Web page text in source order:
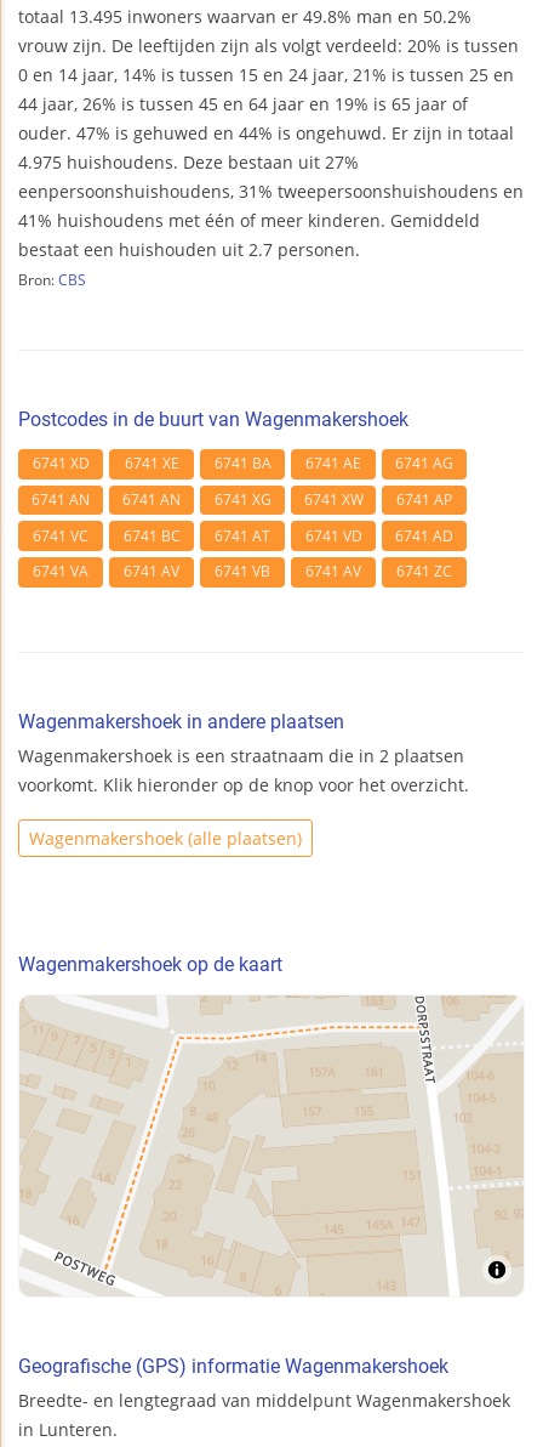
totaal 13.495 inwoners waarvan er 49.8% man en 50.2%
vrouw zijn. De leeftijden zijn als volgt verdeeld: 20% is tussen
0 en 14 jaar, 14% is tussen 15 en 24 jaar, 21% is tussen 25 en
44 jaar, 26% is tussen 45 en 64 jaar en 19% is 65 jaar of
ouder. 47% is gehuwed en 44% is ongehuwd. Er zijn in totaal
4.975 huishoudens. Deze bestaan uit 27%
eenpersoonshuishoudens, 31% tweepersoonshuishoudens en
41% huishoudens met één of meer kinderen. Gemiddeld
bestaat een huishouden uit 2.7 personen.
Bron: CBS
Postcodes in de buurt van Wagenmakershoek
6741 XD 6741 XE 6741 BA 6741 AE
6741 AG
6741 AN
6741 AN 6741 XG 6741 XW
6741 AP
6741 VC
6741 BC 6741 AT 6741 VD
6741 AD
6741 VA
6741 AV 6741 VB 6741 AV 6741 ZC
Wagenmakershoek in andere plaatsen
Wagenmakershoek is een straatnaam die in 2 plaatsen
voorkomt. Klik hieronder op de knop voor het overzicht.
Wagenmakershoek (alle plaatsen)
Wagenmakershoek op de kaart
Geografische (GPS) informatie Wagenmakershoek
Breedte- en lengtegraad van middelpunt Wagenmakershoek
in Lunteren.